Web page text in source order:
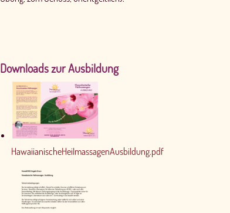
Downloads zur Ausbildung
HawaiianischeHeilmassagenAusbildung.pdf